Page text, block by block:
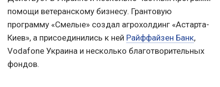
помощи ветеранскому бизнесу. Грантовую
программу «Смелые» создал агрохолдинг «Астарта-
Киев», а присоединились к ней Райффайзен Банк,
Vodafone Украина и несколько благотворительных
фондов.